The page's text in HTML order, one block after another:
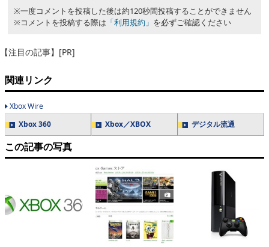
※一度コメントを投稿した後は約120秒間投稿することができません
※コメントを投稿する際は 「利用規約」 を必ずご確認ください
【注目の記事】[PR]
関連リンク
Xbox Wire
Xbox 360
Xbox／XBOX デジタル流通
この記事の写真